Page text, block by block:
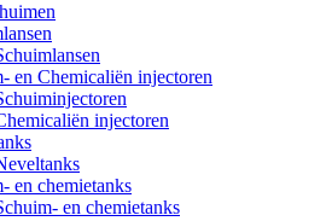
en Chemicaliën injectoren
injectoren
en chemietanks
en chemietanks